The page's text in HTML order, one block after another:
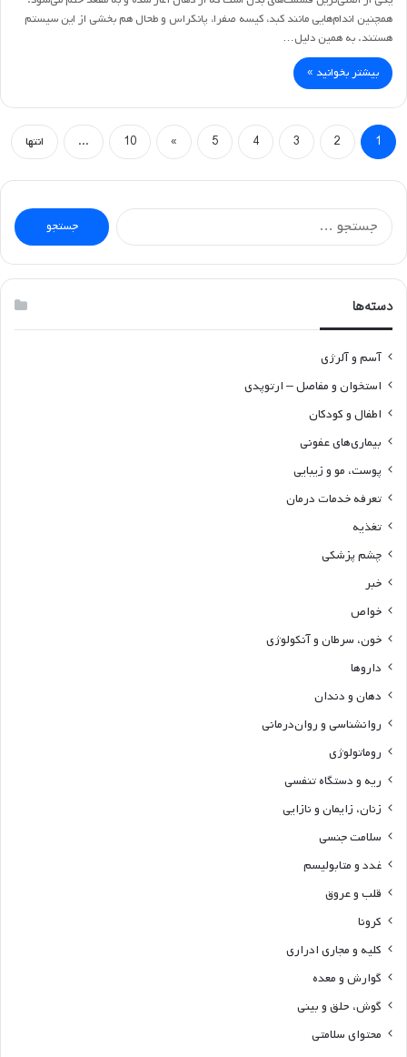
همچنین اندام‌هایی مانند کبد، کیسه صفرا، پانکراس و طحال هم بخشی از این سیستم
هستند. به همین دلیل…
بیشتر بخوانید »
1
2
3
4
5
»
10
... انتها
جستجو
برای:
دسته‌ها
آسم و آلرژی
استخوان و مفاصل – ارتوپدی
اطفال و کودکان
بیماری‌های عفونی
پوست، مو و زیبایی
تعرفه خدمات درمان
تغذیه
چشم پزشکی
خبر
خواص
خون، سرطان و آنکولوژی
داروها
دهان و دندان
روانشناسی و روان‌درمانی
روماتولوژی
ریه و دستگاه تنفسی
زنان، زایمان و نازایی
سلامت جنسی
غدد و متابولیسم
قلب و عروق
کرونا
کلیه و مجاری ادراری
گوارش و معده
گوش، حلق و بینی
محتوای سلامتی